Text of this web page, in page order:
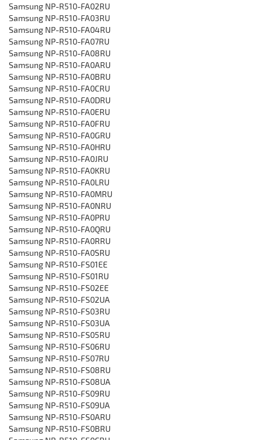
‎Samsung NP-R510-FA02RU
‎Samsung NP-R510-FA03RU
‎Samsung NP-R510-FA04RU
‎Samsung NP-R510-FA07RU
‎Samsung NP-R510-FA08RU
‎Samsung NP-R510-FA0ARU
‎Samsung NP-R510-FA0BRU
‎Samsung NP-R510-FA0CRU
Samsung NP-R510-FA0DRU
‎Samsung NP-R510-FA0ERU
‎Samsung NP-R510-FA0FRU
‎Samsung NP-R510-FA0GRU
‎Samsung NP-R510-FA0HRU
‎Samsung NP-R510-FA0JRU
‎Samsung NP-R510-FA0KRU
‎Samsung NP-R510-FA0LRU
‎Samsung NP-R510-FA0MRU
‎Samsung NP-R510-FA0NRU
‎Samsung NP-R510-FA0PRU
‎Samsung NP-R510-FA0QRU
‎Samsung NP-R510-FA0RRU
‎Samsung NP-R510-FA0SRU
‎Samsung NP-R510-FS01EE
‎Samsung NP-R510-FS01RU
‎Samsung NP-R510-FS02EE
‎Samsung NP-R510-FS02UA
‎Samsung NP-R510-FS03RU
‎Samsung NP-R510-FS03UA
‎Samsung NP-R510-FS05RU
‎Samsung NP-R510-FS06RU
‎Samsung NP-R510-FS07RU
‎Samsung NP-R510-FS08RU
‎Samsung NP-R510-FS08UA
‎Samsung NP-R510-FS09RU
‎Samsung NP-R510-FS09UA
‎Samsung NP-R510-FS0ARU
‎Samsung NP-R510-FS0BRU